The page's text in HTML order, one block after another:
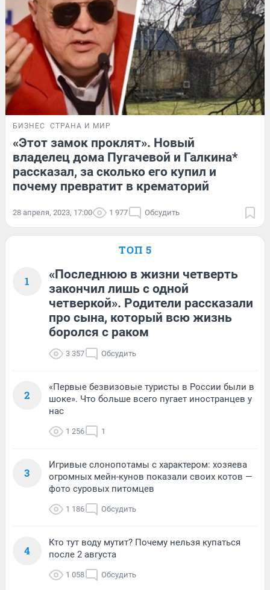
БИЗНЕС СТРАНА И МИР
«Этот замок проклят». Новый
владелец дома Пугачевой и Галкина*
рассказал, за сколько его купил и
почему превратит в крематорий
28 апреля, 2023, 17:00 1 977 Обсудить
ТОП 5
1
«Последнюю в жизни четверть
закончил лишь с одной
четверкой». Родители рассказали
про сына, который всю жизнь
боролся с раком
3 357 Обсудить
2
«Первые безвизовые туристы в России были в
шоке». Что больше всего пугает иностранцев у
нас
1 256 1
3
Игривые слонопотамы с характером: хозяева
огромных мейн-кунов показали своих котов —
фото суровых питомцев
1 186 Обсудить
4
Кто тут воду мутит? Почему нельзя купаться
после 2 августа
1 058 Обсудить